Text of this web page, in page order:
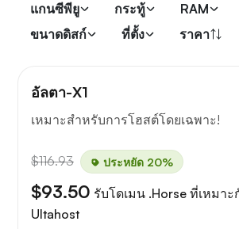
แกนซีพียู กระทู้
RAM
ขนาดดิสก์
ที่ตั้ง ราคา
อัลตา-X1
เหมาะสำหรับการโฮสต์โดยเฉพาะ!
$116.93 ประหยัด 20%
$93.50 รับโดเมน .Horse ที่เหมา
Ultahost